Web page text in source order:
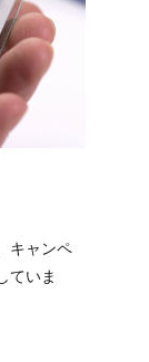
キャンペ
ていま